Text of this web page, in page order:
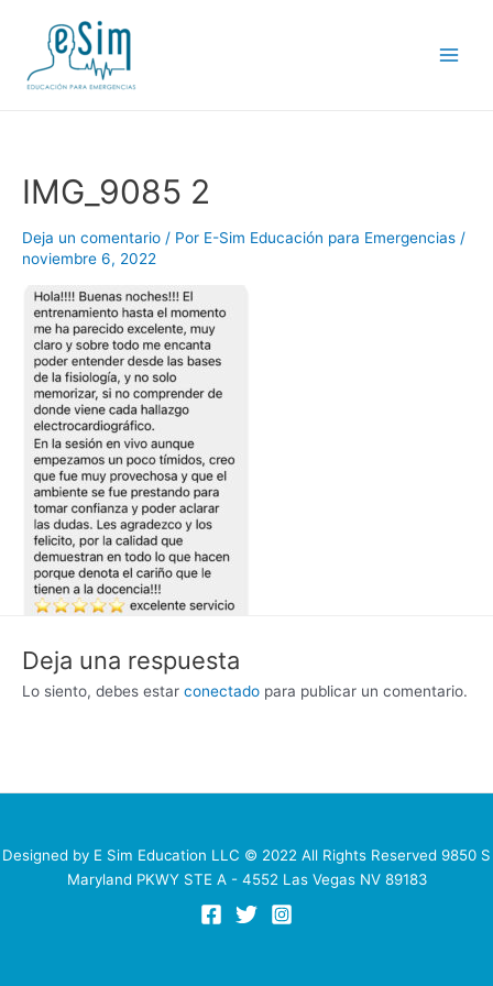
contenido
IMG_9085 2
Deja un comentario / Por E-Sim Educación para Emergencias /
noviembre 6, 2022
Deja una respuesta
Lo siento, debes estar conectado para publicar un comentario.
Designed by E Sim Education LLC © 2022 All Rights Reserved 9850 S
Maryland PKWY STE A - 4552 Las Vegas NV 89183